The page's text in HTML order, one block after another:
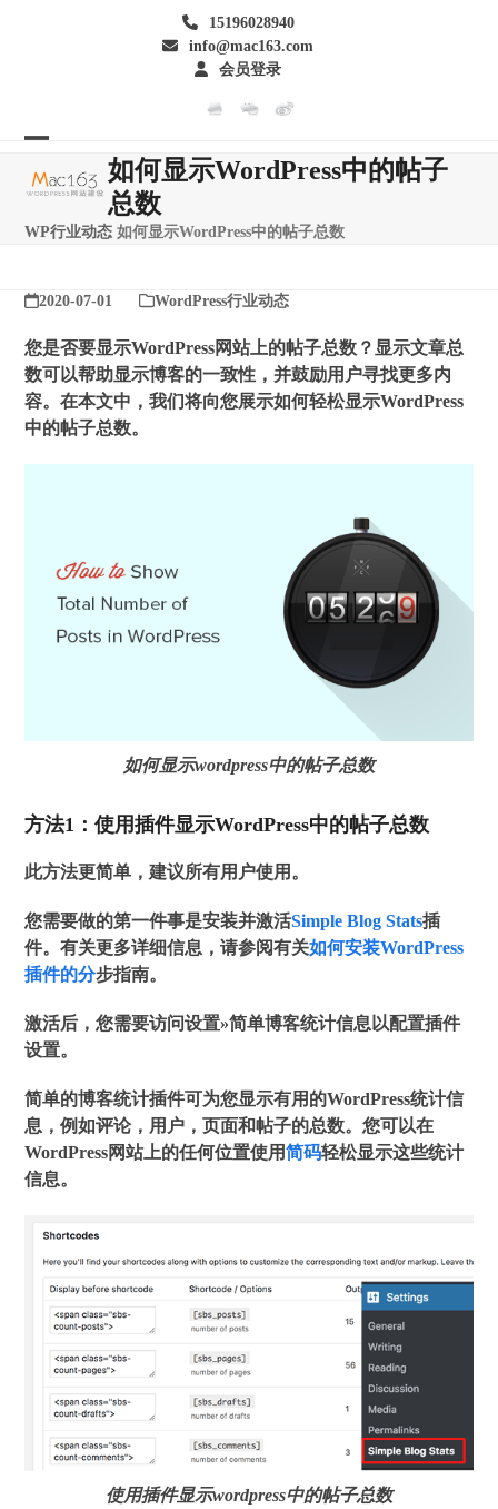
15196028940
info@mac163.com
会员登录
mobile
menu
mobile
menu
如何显示WordPress中的帖子
总数
WP行业动态 如何显示WordPress中的帖子总数
2020-07-01 WordPress行业动态
您是否要显示WordPress网站上的帖子总数？显示文章总
数可以帮助显示博客的一致性，并鼓励用户寻找更多内
容。在本文中，我们将向您展示如何轻松显示WordPress
中的帖子总数。
如何显示wordpress中的帖子总数
方法1：使用插件显示WordPress中的帖子总数
此方法更简单，建议所有用户使用。
您需要做的第一件事是安装并激活Simple Blog Stats插
件。有关更多详细信息，请参阅有关如何安装WordPress
插件的分步指南。
激活后，您需要访问设置»简单博客统计信息 以配置插件
设置。
简单的博客统计插件可为您显示有用的WordPress统计信
息，例如评论，用户，页面和帖子的总数。您可以在
WordPress网站上的任何位置使用简码轻松显示这些统计
信息。
使用插件显示wordpress中的帖子总数